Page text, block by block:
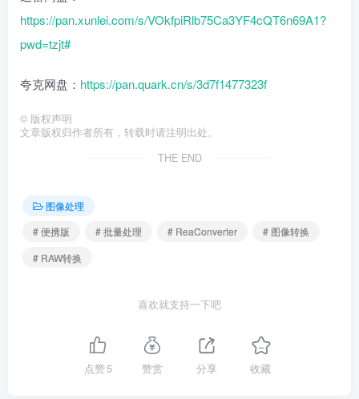
https://pan.xunlei.com/s/VOkfpiRlb75Ca3YF4cQT6n69A1?
pwd=tzjt#
夸克网盘： https://pan.quark.cn/s/3d7f1477323f
© 版权声明
文章版权归作者所有，转载时请注明出处。
THE END
图像处理
# 便携版
# 批量处理 # ReaConverter
# 图像转换
# RAW转换
喜欢就支持一下吧
点赞5 赞赏 分享 收藏